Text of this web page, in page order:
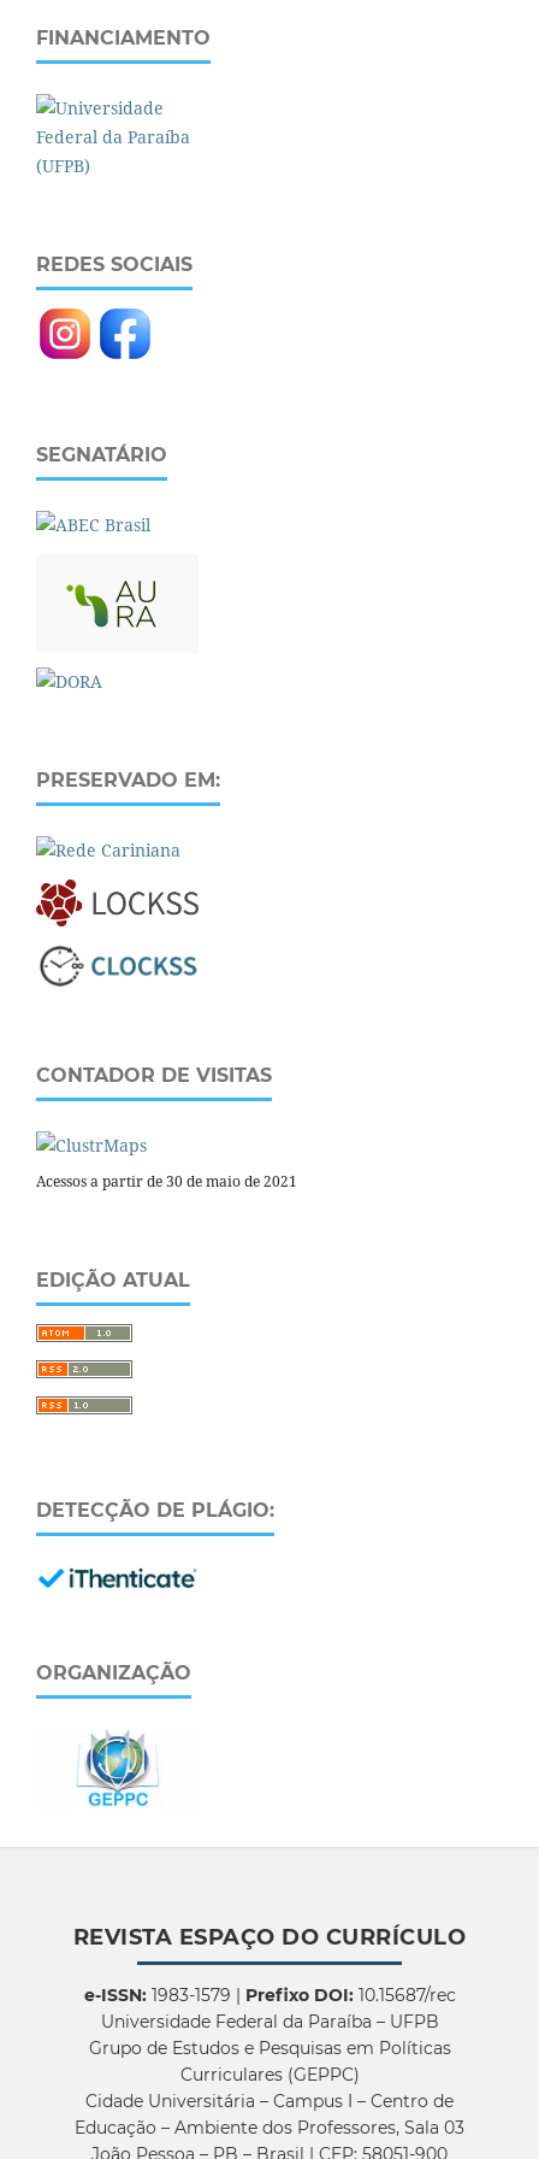
FINANCIAMENTO
REDES SOCIAIS
SEGNATÁRIO
PRESERVADO EM:
CONTADOR DE VISITAS
Acessos a partir de 30 de maio de 2021
EDIÇÃO ATUAL
DETECÇÃO DE PLÁGIO:
ORGANIZAÇÃO
REVISTA ESPAÇO DO CURRÍCULO
e-ISSN:1983-1579 | Prefixo DOI:10.15687/rec
Universidade Federal da Paraíba – UFPB
Grupo de Estudos e Pesquisas em Políticas
Curriculares (GEPPC)
Cidade Universitária – Campus I – Centro de
Educação – Ambiente dos Professores, Sala 03
João Pessoa – PB – Brasil | CEP: 58051-900